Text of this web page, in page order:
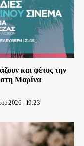
και φέτος την
Μαρίνα
2026 - 19:23